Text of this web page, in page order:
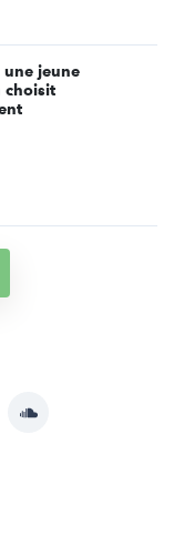
une jeune
choisit
Soundcloud